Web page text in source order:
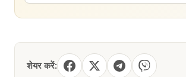
शेयर करें: